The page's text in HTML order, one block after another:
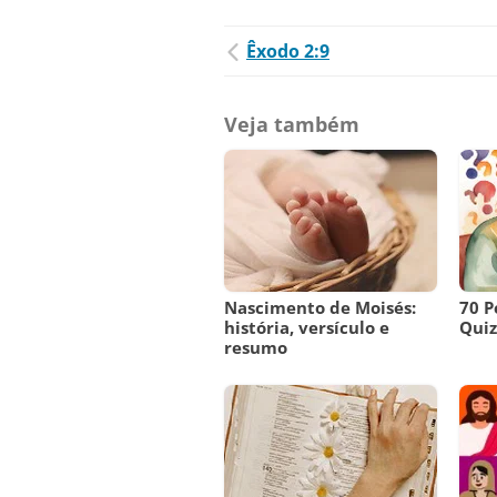
Êxodo 2:9
Veja também
Nascimento de Moisés:
história, versículo e
resumo
70